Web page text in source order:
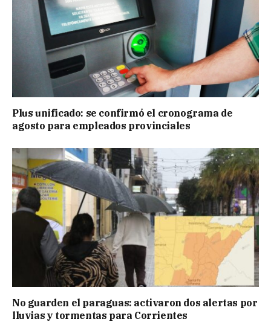
Plus unificado: se confirmó el cronograma de
agosto para empleados provinciales
No guarden el paraguas: activaron dos alertas por
lluvias y tormentas para Corrientes